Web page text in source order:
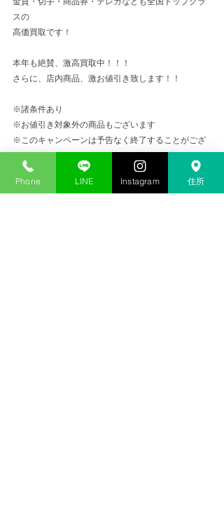
スの
高価買取です！
本年も絶賛、激高買取中！！！
さらに、店内商品、激お値引き致します！！
※諸条件あり
※お値引き対象外の商品もございます
※このキャンペーンは予告なく終了することがござ
Phone LINE Instagram 住所